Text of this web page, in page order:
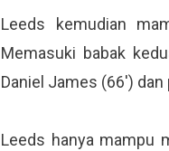
Leeds kemudian
Memasuki babak
Daniel James (66′)
Leeds hanya mampu